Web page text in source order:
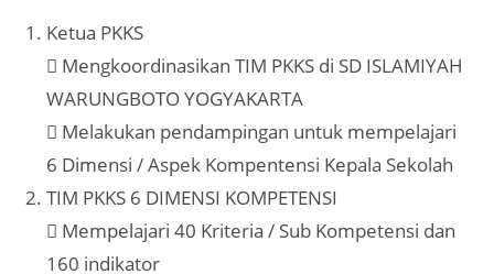
Ketua PKKS
 Mengkoordinasikan TIM PKKS di SD ISLAMIYAH
WARUNGBOTO YOGYAKARTA
 Melakukan pendampingan untuk mempelajari
6 Dimensi / Aspek Kompentensi Kepala Sekolah
TIM PKKS 6 DIMENSI KOMPETENSI
 Mempelajari 40 Kriteria / Sub Kompetensi dan
160 indikator